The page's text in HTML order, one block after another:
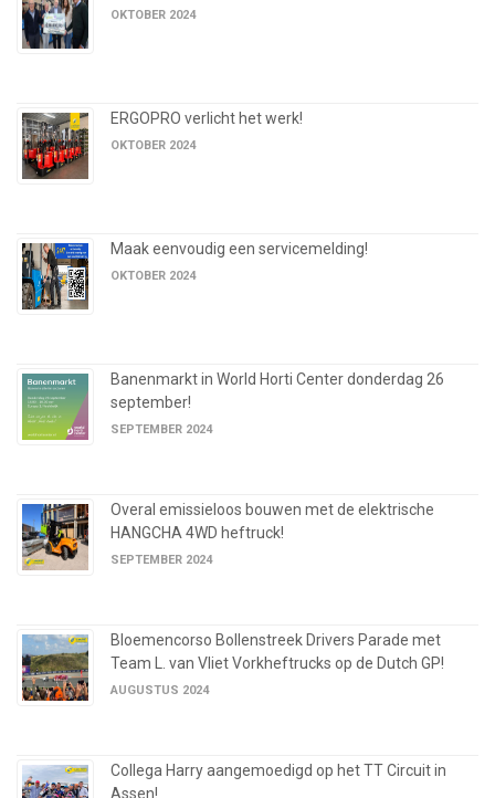
OKTOBER 2024
ERGOPRO verlicht het werk!
OKTOBER 2024
Maak eenvoudig een servicemelding!
OKTOBER 2024
Banenmarkt in World Horti Center donderdag 26
september!
SEPTEMBER 2024
Overal emissieloos bouwen met de elektrische
HANGCHA 4WD heftruck!
SEPTEMBER 2024
Bloemencorso Bollenstreek Drivers Parade met
Team L. van Vliet Vorkheftrucks op de Dutch GP!
AUGUSTUS 2024
Collega Harry aangemoedigd op het TT Circuit in
Assen!